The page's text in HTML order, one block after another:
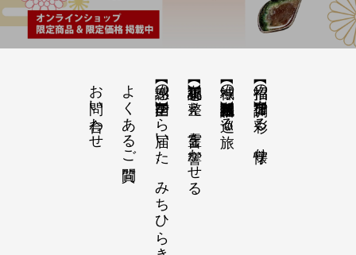
【招福の調律】日々を彩る、懐守り
【神域の系譜】神社仏閣・自然を巡る旅
【祝詞集】心を整え、言霊を響かせる
【感謝の声】全国から届いた、みちひらきの記録
よくあるご質問
お問い合わせ